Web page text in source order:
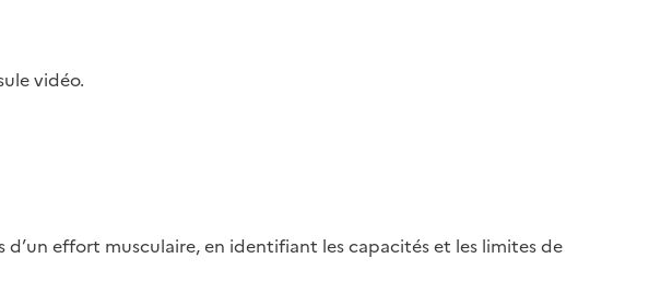
vidéo.
effort musculaire, en identifiant les capacités et les limites de